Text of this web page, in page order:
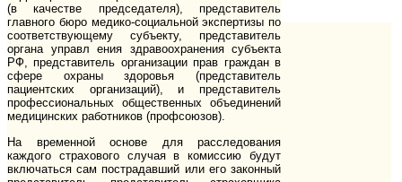
(в качестве председателя), представитель
главного бюро медико-социальной экспертизы по
соответствующему субъекту, представитель
органа управл ения здравоохранения субъекта
РФ, представитель организации прав граждан в
сфере охраны здоровья (представитель
пациентских организаций), и представитель
профессиональных общественных объединений
медицинских работников (профсоюзов).
На временной основе для расследования
каждого страхового случая в комиссию будут
включаться сам пострадавший или его законный